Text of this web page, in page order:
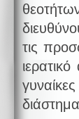
τις